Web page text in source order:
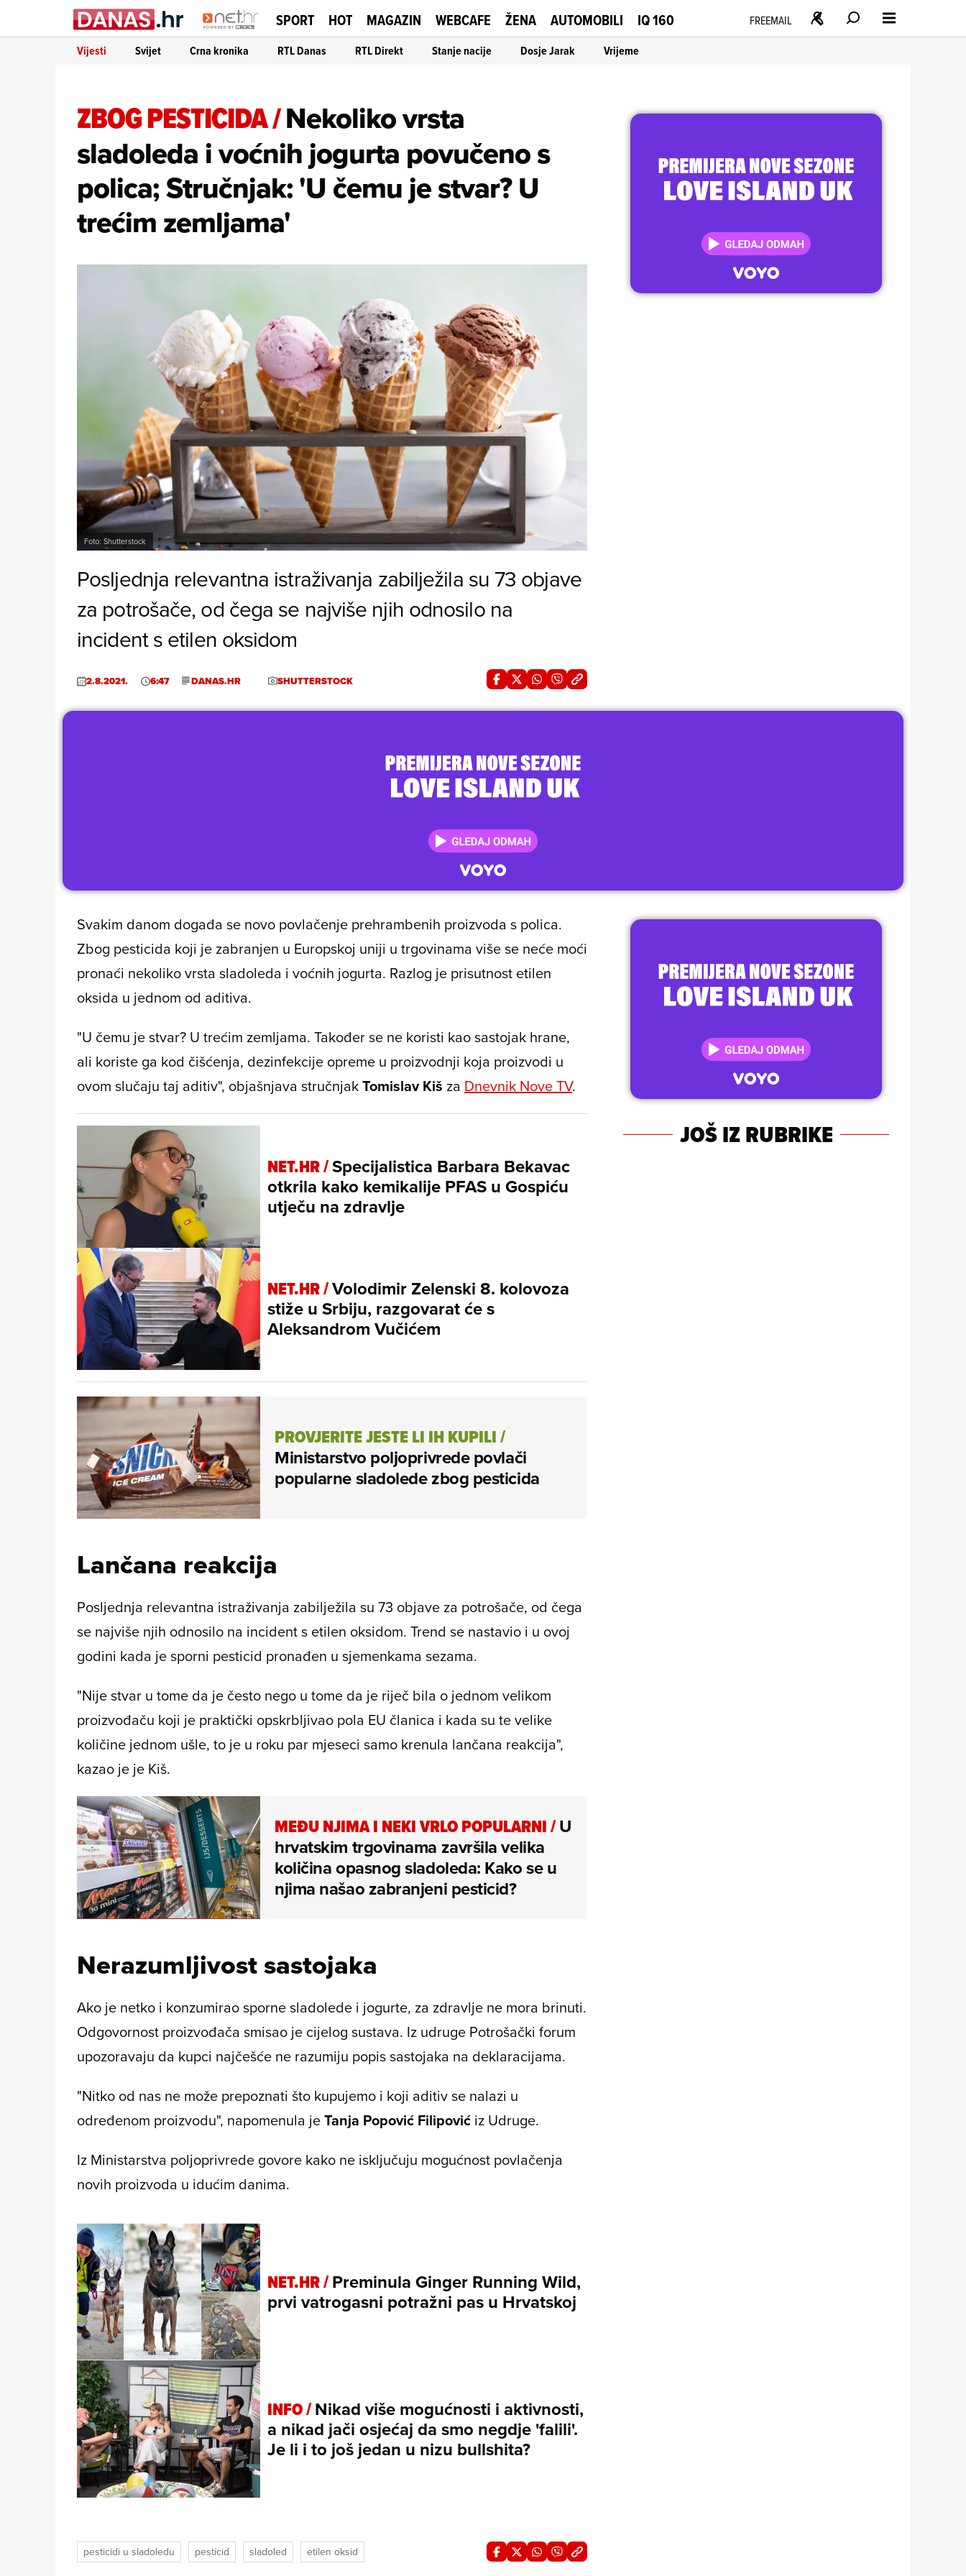
SPORT HOT MAGAZIN WEBCAFE ŽENA AUTOMOBILI IQ 160 FREEMAIL
Vijesti Svijet Crna kronika RTL Danas RTL Direkt Stanje nacije Dosje Jarak Vrijeme
ZBOG PESTICIDA/Nekoliko vrsta
sladoleda i voćnih jogurta povučeno s
polica; Stručnjak: 'U čemu je stvar? U
trećim zemljama'
Foto: Shutterstock
Posljednja relevantna istraživanja zabilježila su 73 objave
za potrošače, od čega se najviše njih odnosilo na
incident s etilen oksidom
2.8.2021. 6:47 DANAS.HR SHUTTERSTOCK
Svakim danom događa se novo povlačenje prehrambenih proizvoda s polica.
Zbog pesticida koji je zabranjen u Europskoj uniji u trgovinama više se neće moći
pronaći nekoliko vrsta sladoleda i voćnih jogurta. Razlog je prisutnost etilen
oksida u jednom od aditiva.
"U čemu je stvar? U trećim zemljama. Također se ne koristi kao sastojak hrane,
ali koriste ga kod čišćenja, dezinfekcije opreme u proizvodnji koja proizvodi u
ovom slučaju taj aditiv", objašnjava stručnjakTomislav Kiš za Dnevnik Nove TV.
NET.HR /Specijalistica Barbara Bekavac
otkrila kako kemikalije PFAS u Gospiću
utječu na zdravlje
NET.HR /Volodimir Zelenski 8. kolovoza
stiže u Srbiju, razgovarat će s
Aleksandrom Vučićem
PROVJERITE JESTE LI IH KUPILI/
Ministarstvo poljoprivrede povlači
popularne sladolede zbog pesticida
Lančana reakcija
Posljednja relevantna istraživanja zabilježila su 73 objave za potrošače, od čega
se najviše njih odnosilo na incident s etilen oksidom. Trend se nastavio i u ovoj
godini kada je sporni pesticid pronađen u sjemenkama sezama.
"Nije stvar u tome da je često nego u tome da je riječ bila o jednom velikom
proizvođaču koji je praktički opskrbljivao pola EU članica i kada su te velike
količine jednom ušle, to je u roku par mjeseci samo krenula lančana reakcija",
kazao je je Kiš.
MEĐU NJIMA I NEKI VRLO POPULARNI/U
hrvatskim trgovinama završila velika
količina opasnog sladoleda: Kako se u
njima našao zabranjeni pesticid?
Nerazumljivost sastojaka
Ako je netko i konzumirao sporne sladolede i jogurte, za zdravlje ne mora brinuti.
Odgovornost proizvođača smisao je cijelog sustava. Iz udruge Potrošački forum
upozoravaju da kupci najčešće ne razumiju popis sastojaka na deklaracijama.
"Nitko od nas ne može prepoznati što kupujemo i koji aditiv se nalazi u
određenom proizvodu", napomenula jeTanja Popović Filipović iz Udruge.
Iz Ministarstva poljoprivrede govore kako ne isključuju mogućnost povlačenja
novih proizvoda u idućim danima.
NET.HR /Preminula Ginger Running Wild,
prvi vatrogasni potražni pas u Hrvatskoj
INFO /Nikad više mogućnosti i aktivnosti,
a nikad jači osjećaj da smo negdje 'falili'.
Je li i to još jedan u nizu bullshita?
pesticidi u sladoledu pesticid sladoled etilen oksid
JOŠ IZ RUBRIKE